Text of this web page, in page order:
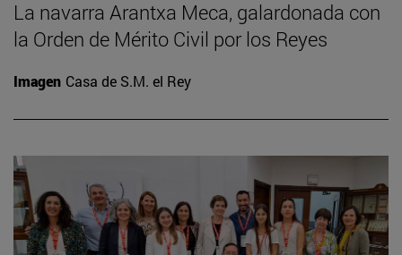
La navarra Arantxa Meca, galardonada con
la Orden de Mérito Civil por los Reyes
Imagen Casa de S.M. el Rey